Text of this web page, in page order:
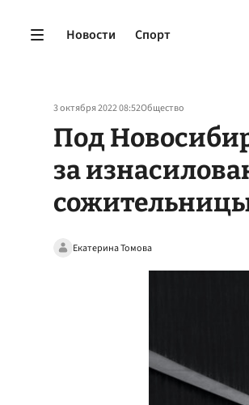
Новости Спорт
3 октября 2022 08:52Общество
Под
за
Екатерина Томова